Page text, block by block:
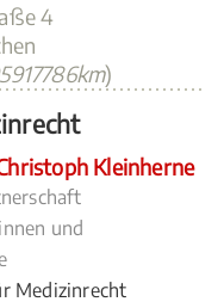
4
)
Kleinherne
und
Medizinrecht